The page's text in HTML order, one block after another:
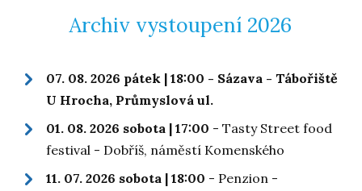
Archiv vystoupení 2026
07. 08. 2026 pátek | 18:00 - Sázava - Tábořiště
U Hrocha, Průmyslová ul.
01. 08. 2026 sobota | 17:00 - Tasty Street food
festival - Dobříš, náměstí Komenského
11. 07. 2026 sobota | 18:00 - Penzion -